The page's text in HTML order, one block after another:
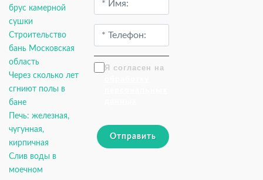
брус камерной
сушки
Строительство
бань Московская
область
Через сколько лет
сгниют полы в
бане
Печь: железная,
чугунная,
кирпичная
Слив воды в
моечном
Я согласен на
Отправить